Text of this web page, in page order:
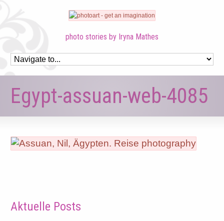
photo stories by Iryna Mathes
Egypt-assuan-web-4085
Aktuelle Posts